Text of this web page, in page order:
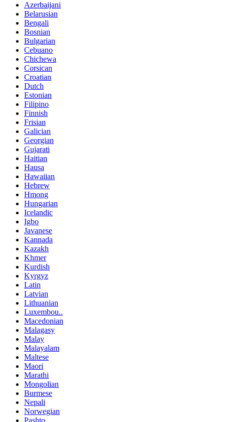
Azerbaijani
Belarusian
Bengali
Bosnian
Bulgarian
Cebuano
Chichewa
Corsican
Croatian
Dutch
Estonian
Filipino
Finnish
Frisian
Galician
Georgian
Gujarati
Haitian
Hausa
Hawaiian
Hebrew
Hmong
Hungarian
Icelandic
Igbo
Javanese
Kannada
Kazakh
Khmer
Kurdish
Kyrgyz
Latin
Latvian
Lithuanian
Luxembou..
Macedonian
Malagasy
Malay
Malayalam
Maltese
Maori
Marathi
Mongolian
Burmese
Nepali
Norwegian